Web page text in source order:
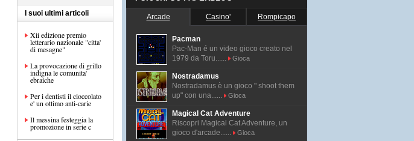
I suoi ultimi articoli
Xii edizione premio
letterario nazionale "citta'
di mesagne"
La provocazione di grillo
indigna le comunita'
ebraiche
Per i dentisti il cioccolato
e' un ottimo anti-carie
Il messina festeggia la
promozione in serie c
Arcade Casino' Rompicapo
Pacman
Pac-Man é un video gioco creato nel
1979 da Toru......
Gioca
Nostradamus
Nostradamus è un gioco " shoot them
up" con una......
Gioca
Magical Cat Adventure
Riscopri Magical Cat Adventure, un
gioco d'arcade......
Gioca